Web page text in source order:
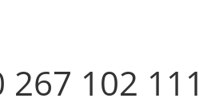
267 102